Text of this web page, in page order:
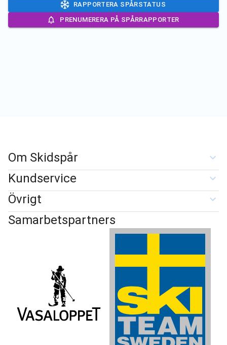
RAPPORTERA SPÅRSTATUS
PRENUMERERA PÅ SPÅRRAPPORTER
Om Skidspår
Kundservice
Övrigt
Samarbetspartners